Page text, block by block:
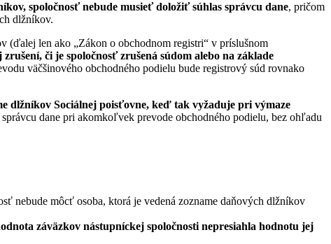
spoločnosť nebude musieť doložiť súhlas správcu dane, pričom
dlžníkov.
(ďalej len ako „Zákon o obchodnom registri“ v príslušnom
či je spoločnosť zrušená súdom alebo na základe
väčšinového obchodného podielu bude registrový súd rovnako
dlžníkov Sociálnej poisťovne, keď tak vyžaduje pri výmaze
dane pri akomkoľvek prevode obchodného podielu, bez ohľadu
nebude môcť osoba, ktorá je vedená zozname daňových dlžníkov
záväzkov nástupníckej spoločnosti nepresiahla hodnotu jej